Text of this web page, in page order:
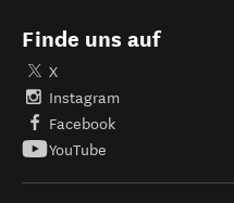
Finde uns auf
X
Instagram
Facebook
YouTube